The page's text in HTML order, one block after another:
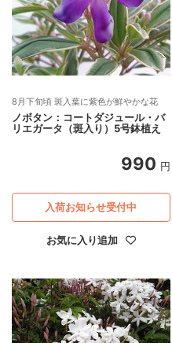
8月下旬頃 斑入葉に紫色が鮮やかな花
ノボタン：コートダジュール・バ
リエガータ（斑入り）5号鉢植え
990 円
お気に入り追加
入荷お知らせ受付中